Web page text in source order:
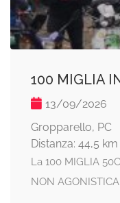
100 MIGLIA
13/09/2026
Gropparello, PC
Distanza: 44,5 km
La 100 MIGLIA
NON